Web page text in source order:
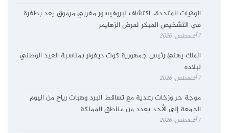
الولايات المتحدة.. اكتشاف لبروفيسور مغربي مرموق يعد بطفرة
في التشخيص المبكر لمرض الزهايمر
7 أغسطس، 2026
الملك يهنئ رئيس جمهورية كوت ديفوار بمناسبة العيد الوطني
لبلاده
7 أغسطس، 2026
موجة حر وزخات رعدية مع تساقط البرد وهبات رياح من اليوم
الجمعة إلى الأحد بعدد من مناطق المملكة
7 أغسطس، 2026